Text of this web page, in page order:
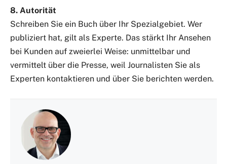
8. Autorität
Schreiben Sie ein Buch über Ihr Spezialgebiet. Wer
publiziert hat, gilt als Experte. Das stärkt Ihr Ansehen
bei Kunden auf zweierlei Weise: unmittelbar und
vermittelt über die Presse, weil Journalisten Sie als
Experten kontaktieren und über Sie berichten werden.